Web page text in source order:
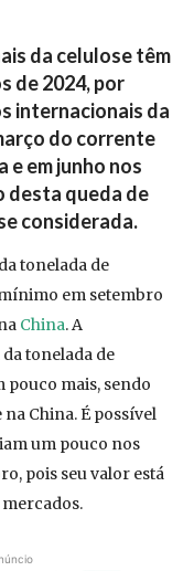
da celulose têm
de 2024, por
internacionais da
do corrente
e em junho nos
desta queda de
considerada.
tonelada de
em setembro
China. A
tonelada de
mais, sendo
China. É possível
um pouco nos
pois seu valor está